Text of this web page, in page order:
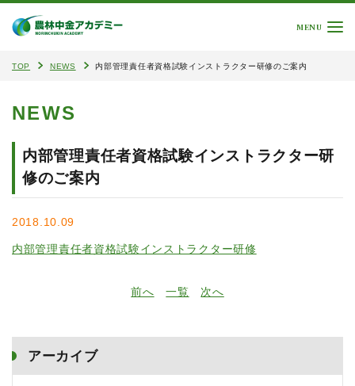
MENU
TOP NEWS 内部管理責任者資格試験インストラクター研修のご案内
NEWS
内部管理責任者資格試験インストラクター研
修のご案内
2018.10.09
内部管理責任者資格試験インストラクター研修
前へ 一覧 次へ
アーカイブ